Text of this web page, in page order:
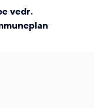
vedr.